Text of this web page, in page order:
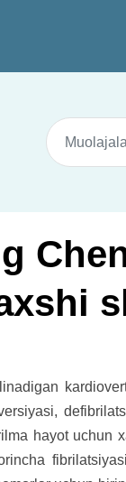
hayot uchun